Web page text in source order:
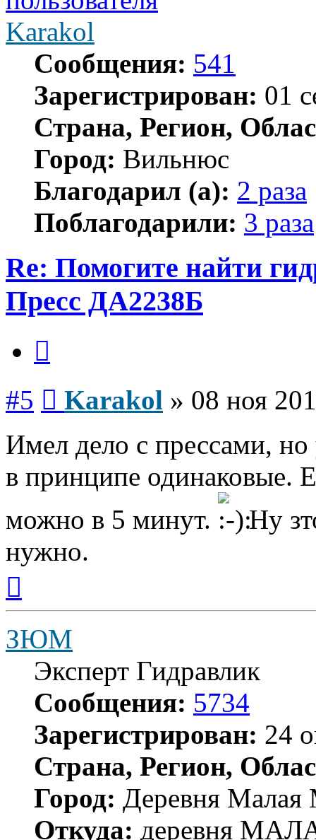
Karakol
Сообщения: 541
Зарегистрирован: 01
Страна, Регион,
Город: Вильнюс
Благодарил (а): 2 раза
Поблагодарили: 3 раза
Re: Помогите найти
Пресс ДА2238Б
#5 Karakol » 08 ноя
Имел дело с прессами,
в принципе одинаковые.
можно в 5 минут.
Ну
нужно.
началу
ЗЮМ
Эксперт Гидравлик
Сообщения: 5734
Зарегистрирован: 24
Страна, Регион,
Город: Деревня Малая
Откуда: деревня